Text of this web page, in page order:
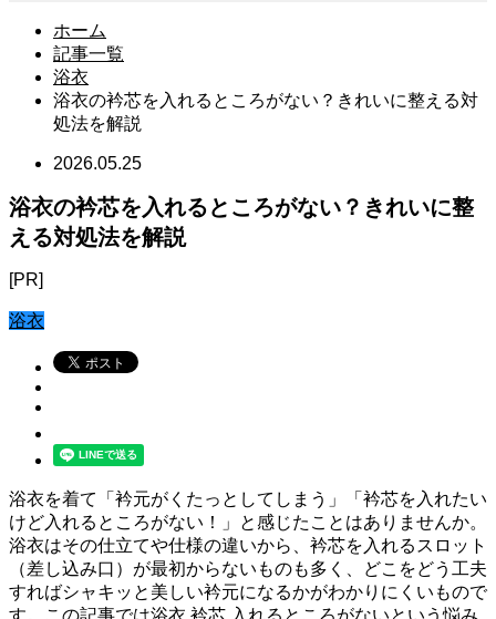
ホーム
記事一覧
浴衣
浴衣の衿芯を入れるところがない？きれいに整える対
処法を解説
2026.05.25
浴衣の衿芯を入れるところがない？きれいに整
える対処法を解説
[PR]
浴衣
浴衣を着て「衿元がくたっとしてしまう」「衿芯を入れたい
けど入れるところがない！」と感じたことはありませんか。
浴衣はその仕立てや仕様の違いから、衿芯を入れるスロット
（差し込み口）が最初からないものも多く、どこをどう工夫
すればシャキッと美しい衿元になるかがわかりにくいもので